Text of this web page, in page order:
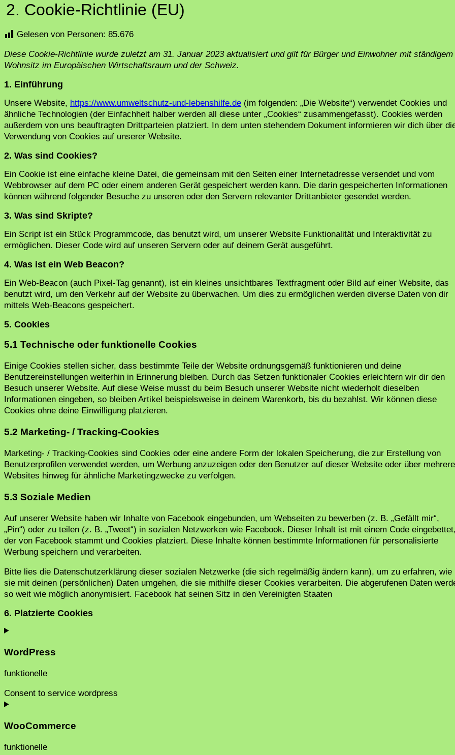
Cookie-Richtlinie (EU)
Gelesen von Personen: 85.676
Diese Cookie-Richtlinie wurde zuletzt am 31. Januar 2023 aktualisiert und gilt für Bürger und Einwohner mit ständigem
Wohnsitz im Europäischen Wirtschaftsraum und der Schweiz.
1. Einführung
Unsere Website, https://www.umweltschutz-und-lebenshilfe.de (im folgenden: „Die Website“) verwendet Cookies und
ähnliche Technologien (der Einfachheit halber werden all diese unter „Cookies“ zusammengefasst). Cookies werden
außerdem von uns beauftragten Drittparteien platziert. In dem unten stehendem Dokument informieren wir dich über
Verwendung von Cookies auf unserer Website.
2. Was sind Cookies?
Ein Cookie ist eine einfache kleine Datei, die gemeinsam mit den Seiten einer Internetadresse versendet und vom
Webbrowser auf dem PC oder einem anderen Gerät gespeichert werden kann. Die darin gespeicherten Informationen
können während folgender Besuche zu unseren oder den Servern relevanter Drittanbieter gesendet werden.
3. Was sind Skripte?
Ein Script ist ein Stück Programmcode, das benutzt wird, um unserer Website Funktionalität und Interaktivität zu
ermöglichen. Dieser Code wird auf unseren Servern oder auf deinem Gerät ausgeführt.
4. Was ist ein Web Beacon?
Ein Web-Beacon (auch Pixel-Tag genannt), ist ein kleines unsichtbares Textfragment oder Bild auf einer Website, das
benutzt wird, um den Verkehr auf der Website zu überwachen. Um dies zu ermöglichen werden diverse Daten von dir
mittels Web-Beacons gespeichert.
5. Cookies
5.1 Technische oder funktionelle Cookies
Einige Cookies stellen sicher, dass bestimmte Teile der Website ordnungsgemäß funktionieren und deine
Benutzereinstellungen weiterhin in Erinnerung bleiben. Durch das Setzen funktionaler Cookies erleichtern wir dir den
Besuch unserer Website. Auf diese Weise musst du beim Besuch unserer Website nicht wiederholt dieselben
Informationen eingeben, so bleiben Artikel beispielsweise in deinem Warenkorb, bis du bezahlst. Wir können diese
Cookies ohne deine Einwilligung platzieren.
5.2 Marketing- / Tracking-Cookies
Marketing- / Tracking-Cookies sind Cookies oder eine andere Form der lokalen Speicherung, die zur Erstellung von
Benutzerprofilen verwendet werden, um Werbung anzuzeigen oder den Benutzer auf dieser Website oder über mehrere
Websites hinweg für ähnliche Marketingzwecke zu verfolgen.
5.3 Soziale Medien
Auf unserer Website haben wir Inhalte von Facebook eingebunden, um Webseiten zu bewerben (z. B. „Gefällt mir“,
„Pin“) oder zu teilen (z. B. „Tweet“) in sozialen Netzwerken wie Facebook. Dieser Inhalt ist mit einem Code
der von Facebook stammt und Cookies platziert. Diese Inhalte können bestimmte Informationen für personalisierte
Werbung speichern und verarbeiten.
Bitte lies die Datenschutzerklärung dieser sozialen Netzwerke (die sich regelmäßig ändern kann), um zu erfahren, wie
sie mit deinen (persönlichen) Daten umgehen, die sie mithilfe dieser Cookies verarbeiten. Die abgerufenen Daten
so weit wie möglich anonymisiert. Facebook hat seinen Sitz in den Vereinigten Staaten
6. Platzierte Cookies
WordPress
funktionelle
Consent to service wordpress
WooCommerce
funktionelle